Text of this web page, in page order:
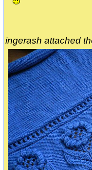
ingerash attached